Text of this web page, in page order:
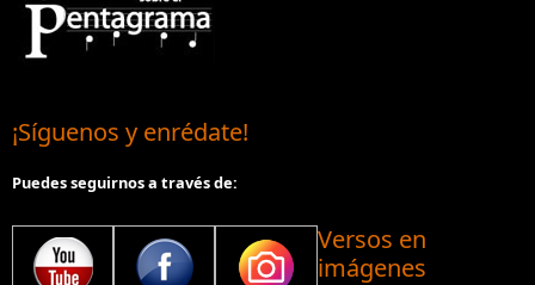
¡Síguenos y enrédate!
Puedes seguirnos a través de:
Versos en
imágenes